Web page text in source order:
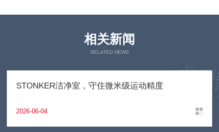
相关新闻
RELATED NEWS
STONKER洁净室，守住微米级运动精度
2026-06-04